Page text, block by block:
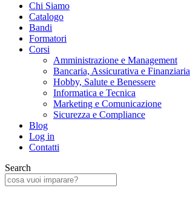
Chi Siamo
Catalogo
Bandi
Formatori
Corsi
Amministrazione e Management
Bancaria, Assicurativa e Finanziaria
Hobby, Salute e Benessere
Informatica e Tecnica
Marketing e Comunicazione
Sicurezza e Compliance
Blog
Log in
Contatti
Search